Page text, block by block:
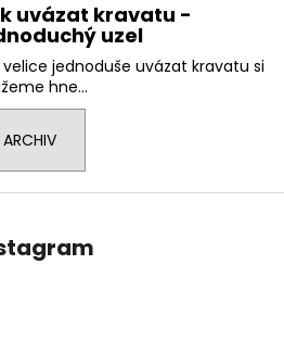
uvázat kravatu -
uzel
velice jednoduše uvázat kravatu si
hne...
ARCHIV